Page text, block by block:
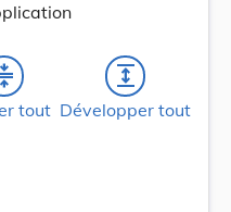
tout
expand
Développer tout